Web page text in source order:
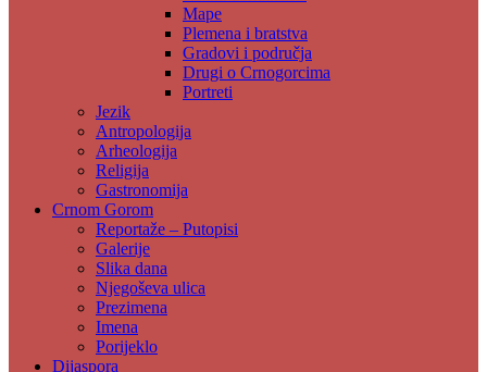
Mape
Plemena i bratstva
Gradovi i područja
Drugi o Crnogorcima
Portreti
Jezik
Antropologija
Arheologija
Religija
Gastronomija
Crnom Gorom
Reportaže – Putopisi
Galerije
Slika dana
Njegoševa ulica
Prezimena
Imena
Porijeklo
Dijaspora